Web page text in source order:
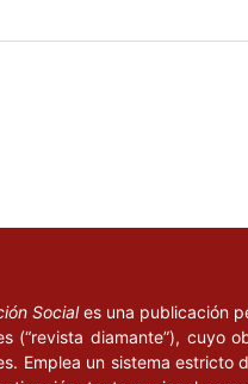
Sociales una publicación
(“revista diamante”), cuyo
Emplea un sistema